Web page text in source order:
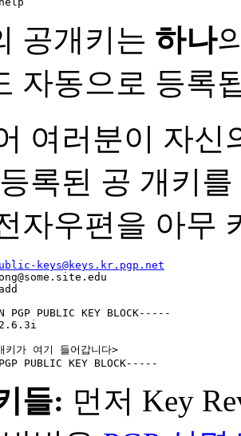
공개키는 하나
자동으로 등록
여러분이 자신
록된 공 개키
자우편을 아무
keys@keys.kr.pgp.net
PGP PUBLIC KEY BLOCK-----
가 여기 들어갑니다>
들: 먼저 Key